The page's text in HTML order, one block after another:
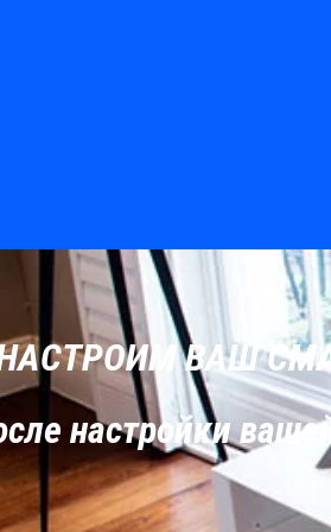
ВАШ
настройки